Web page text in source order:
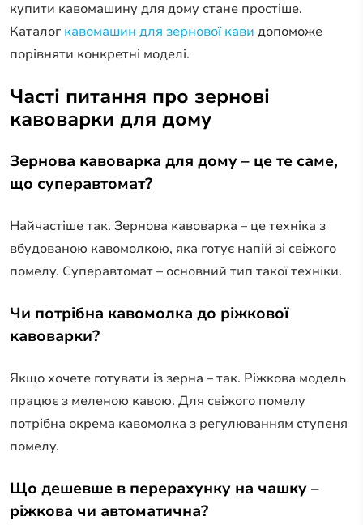
купити кавомашину для дому стане простіше.
Каталог кавомашин для зернової кави допоможе
порівняти конкретні моделі.
Часті питання про зернові
кавоварки для дому
Зернова кавоварка для дому – це те саме,
що суперавтомат?
Найчастіше так. Зернова кавоварка – це техніка з
вбудованою кавомолкою, яка готує напій зі свіжого
помелу. Суперавтомат – основний тип такої техніки.
Чи потрібна кавомолка до ріжкової
кавоварки?
Якщо хочете готувати із зерна – так. Ріжкова модель
працює з меленою кавою. Для свіжого помелу
потрібна окрема кавомолка з регулюванням ступеня
помелу.
Що дешевше в перерахунку на чашку –
ріжкова чи автоматична?